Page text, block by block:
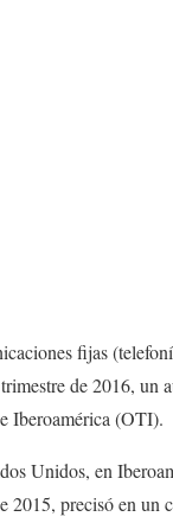
fijas
de 2016,
Iberoamérica (OTI).
Unidos, en
2015, precisó en un